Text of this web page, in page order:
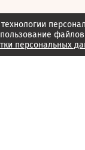
персональных